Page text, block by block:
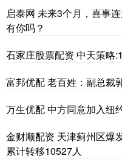
启泰网 未来3个月，喜事
有你吗？
石家庄股票配资 中天策略
富邦优配 老百姓：副总裁
万生优配 中方同意加入纽
金财顺配资 天津蓟州区爆
累计转移10527人